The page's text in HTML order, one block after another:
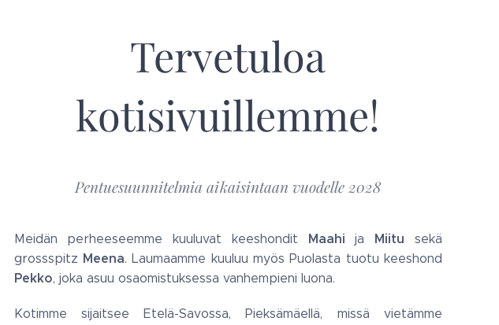
Tervetuloa
kotisivuillemme!
Pentuesuunnitelmia aikaisintaan vuodelle 2028
Meidän perheeseemme kuuluvat keeshondit Maahi ja Miitu sekä
grossspitz Meena. Laumaamme kuuluu myös Puolasta tuotu keeshond
Pekko, joka asuu osaomistuksessa vanhempieni luona.
Kotimme sijaitsee Etelä-Savossa, Pieksämäellä, missä vietämme